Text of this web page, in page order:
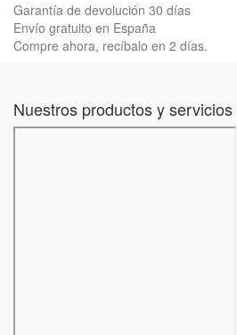
Garantía de devolución 30 días
Envío gratuito en España
Compre ahora, recíbalo en 2 días.
Nuestros productos y servicios